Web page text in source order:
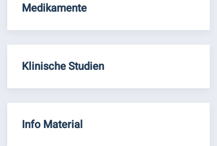
Medikamente
Klinische Studien
Info Material